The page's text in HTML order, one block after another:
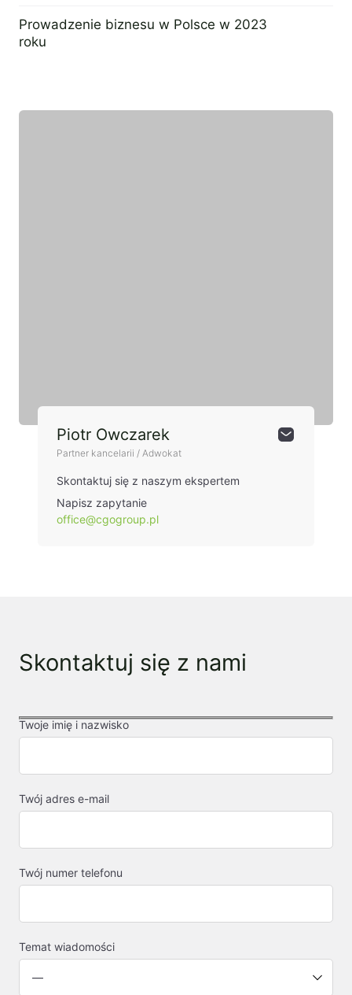
Prowadzenie biznesu w Polsce w 2023
roku
Piotr Owczarek
Partner kancelarii / Adwokat
Skontaktuj się z naszym ekspertem
Napisz zapytanie
office@cgogroup.pl
Skontaktuj się z nami
Twoje imię i nazwisko
Twój adres e-mail
Twój numer telefonu
Temat wiadomości